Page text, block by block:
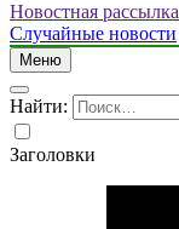
Новостная рассылка
Случайные новости
Меню
Найти:
Заголовки